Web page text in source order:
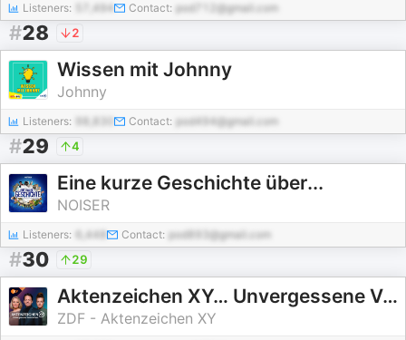
Listeners: 57,494 Contact: pod712@gmail.com
#28 2
Wissen mit Johnny
Johnny
Listeners: Contact: pod494@gmail.com
#29 4
Eine kurze Geschichte über...
NOISER
Listeners: 6,448 Contact: pod893@gmail.com
#30 29
Aktenzeichen XY… Unvergessene Verbrechen
ZDF - Aktenzeichen XY